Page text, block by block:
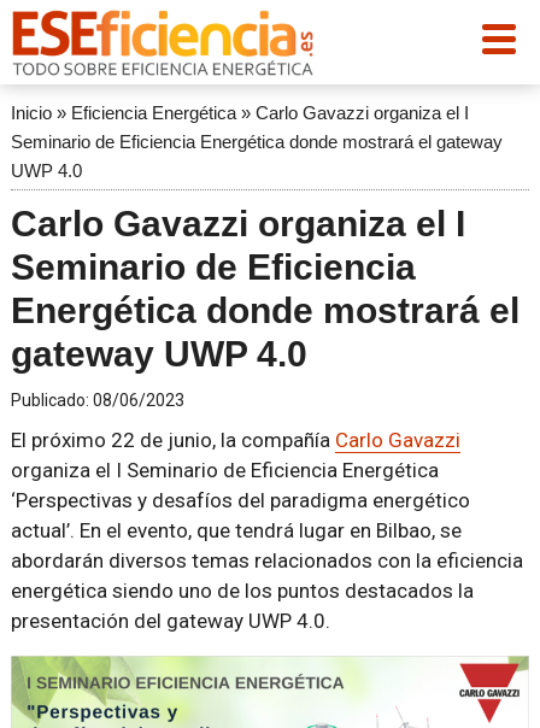
Inicio» Eficiencia Energética» Carlo Gavazzi organiza el I
Seminario de Eficiencia Energética donde mostrará el gateway
UWP 4.0
Carlo Gavazzi organiza el I
Seminario de Eficiencia
Energética donde mostrará el
gateway UWP 4.0
Publicado: 08/06/2023
El próximo 22 de junio, la compañía Carlo Gavazzi
organiza el I Seminario de Eficiencia Energética
‘Perspectivas y desafíos del paradigma energético
actual’. En el evento, que tendrá lugar en Bilbao, se
abordarán diversos temas relacionados con la eficiencia
energética siendo uno de los puntos destacados la
presentación del gateway UWP 4.0.